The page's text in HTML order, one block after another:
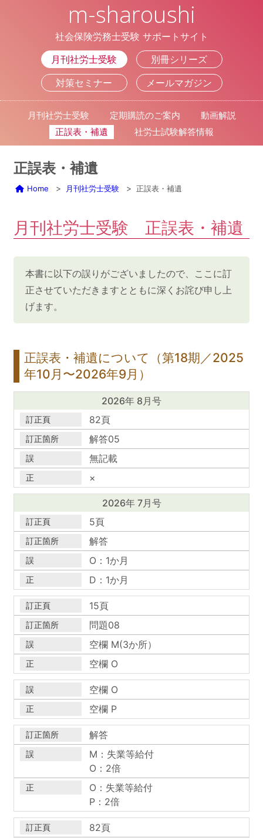
m-sharoushi
社会保険労務士受験 サポートサイト
月刊社労士受験
別冊シリーズ
対策セミナー
メールマガジン
月刊社労士受験 定期購読のご案内
動画解説
正誤表・補遺
社労士試験解答情報
正誤表・補遺
Home 月刊社労士受験 正誤表・補遺
月刊社労士受験 正誤表・補遺
本書に以下の誤りがございましたので、ここに訂
正させていただきますとともに深くお詫び申し上
げます。
正誤表・補遺について（第18期／2025
年10月〜2026年9月）
訂正頁
訂正箇所
誤
正
2026年 8月号
82頁
解答05
無記載
×
2026年 7月号
5頁
解答
O：1か月
D：1か月
15頁
問題08
空欄 M(3か所）
空欄 O
空欄 O
空欄 P
解答
M：失業等給付
O：2倍
O：失業等給付
P：2倍
82頁